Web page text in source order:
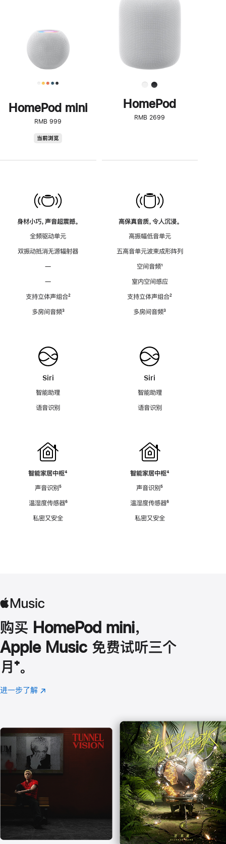
HomePod mini
RMB 999
当前浏览
身材小巧，声音超震撼。
全频驱动单元
双振动抵消无源辐射器
—
—
支持立体声组合脚
²
多房间音频脚
³
Siri
智能助理
语音识别
智能家居中枢脚
⁴
声音识别脚
⁵
温湿度传感器脚
⁶
私密又安全
了
解
HomePod<
HomePod
RMB 2699
高保真音质，令人沉浸。
高振幅低音单元
五高音单元波束成形阵列
空间音频脚
¹
室内空间感应
支持立体声组合脚
²
多房间音频脚
³
Siri
智能助理
语音识别
智能家居中枢脚
⁴
声音识别脚
⁵
温湿度传感器脚
⁶
私密又安全
购买 HomePod mini，
Apple Music 免费试听三个
月 脚
注
⁺。
进一步了解 Apple
(在
口
中
打
开)